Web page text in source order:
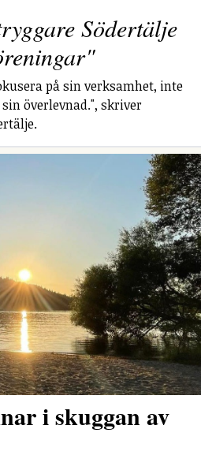
Södertälje
på sin verksamhet, inte
överlevnad.", skriver
i skuggan av